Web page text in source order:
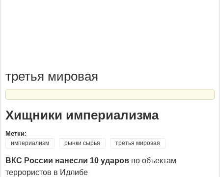
третья мировая
Хищники империализма
Метки:
империализм рынки сырья третья мировая
ВКС России нанесли 10 ударов по объектам
террористов в Идлибе